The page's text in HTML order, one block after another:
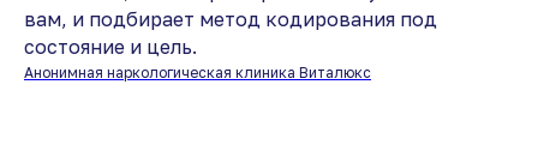
вам, и подбирает метод кодирования под
состояние и цель.
Анонимная наркологическая клиника Виталюкс